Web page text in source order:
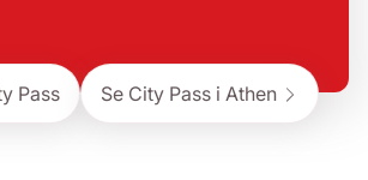
Pass Se City Pass i Athen